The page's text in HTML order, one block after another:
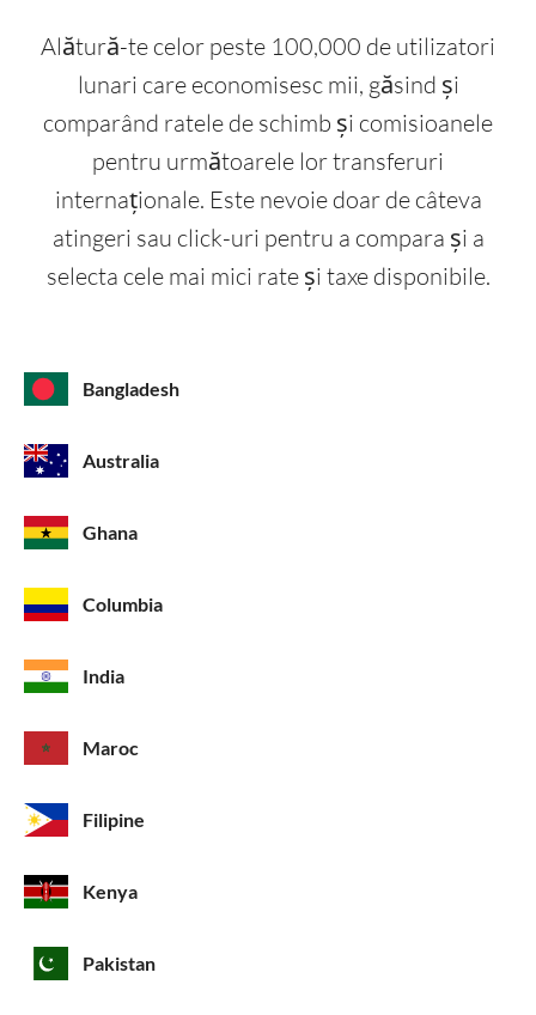
Alătură-te celor peste 100,000 de utilizatori
lunari care economisesc mii, găsind și
comparând ratele de schimb și comisioanele
pentru următoarele lor transferuri
internaționale. Este nevoie doar de câteva
atingeri sau click-uri pentru a compara și a
selecta cele mai mici rate și taxe disponibile.
Bangladesh
Australia
Ghana
Columbia
India
Maroc
Filipine
Kenya
Pakistan